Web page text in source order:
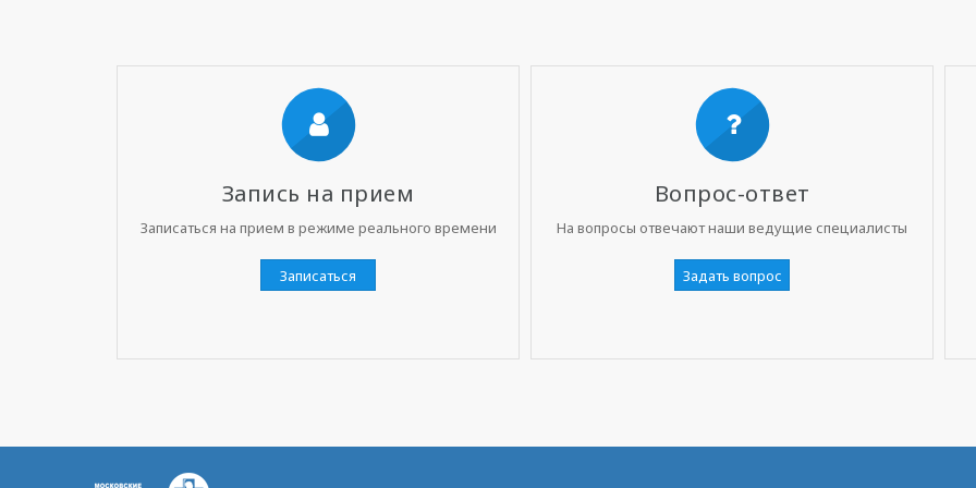
Запись на прием
Записаться на прием в режиме реального времени
Записаться
Вопрос-ответ
На вопросы отвечают наши ведущие специалисты
Задать вопрос